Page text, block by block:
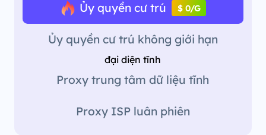
Ủy quyền cư trú $ 0/G
Ủy quyền cư trú không giới hạn
đại diện tĩnh
Proxy trung tâm dữ liệu tĩnh
Proxy ISP luân phiên